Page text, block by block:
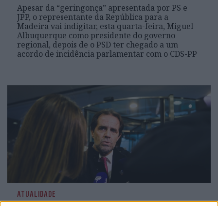
Apesar da “geringonça” apresentada por PS e
JPP, o representante da República para a
Madeira vai indigitar, esta quarta-feira, Miguel
Albuquerque como presidente do governo
regional, depois de o PSD ter chegado a um
acordo de incidência parlamentar com o CDS-PP
ATUALIDADE